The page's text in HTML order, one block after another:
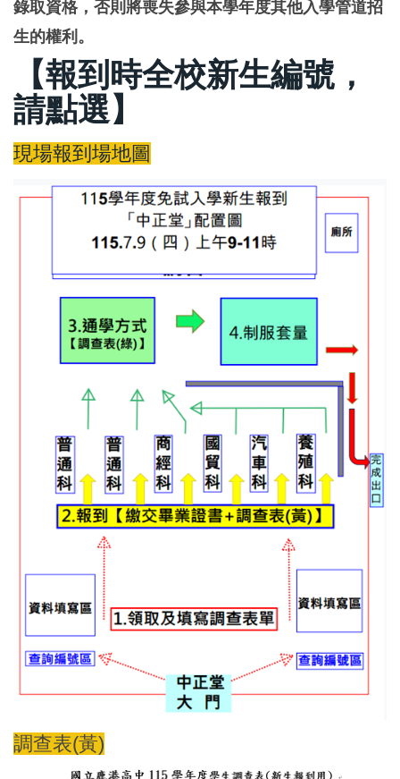
錄取資格，否則將喪失參與本學年度其他入學管道招
生的權利。
【報到時全校新生編號，
請點選】
現場報到場地圖
調查表(黃)